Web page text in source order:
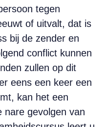
tegen
of uitvalt, dat is
bij de zender en
conflict kunnen
zullen op dit
eens een keer een
kan het een
nare gevolgen van